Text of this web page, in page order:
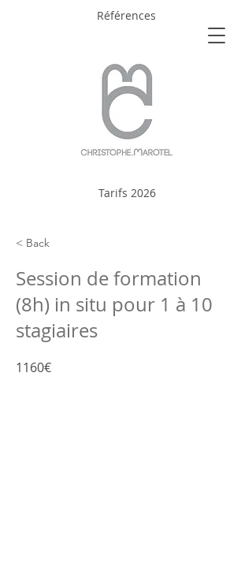
Références
Tarifs 2026
< Back
Session de formation
(8h) in situ pour 1 à 10
stagiaires
1160€